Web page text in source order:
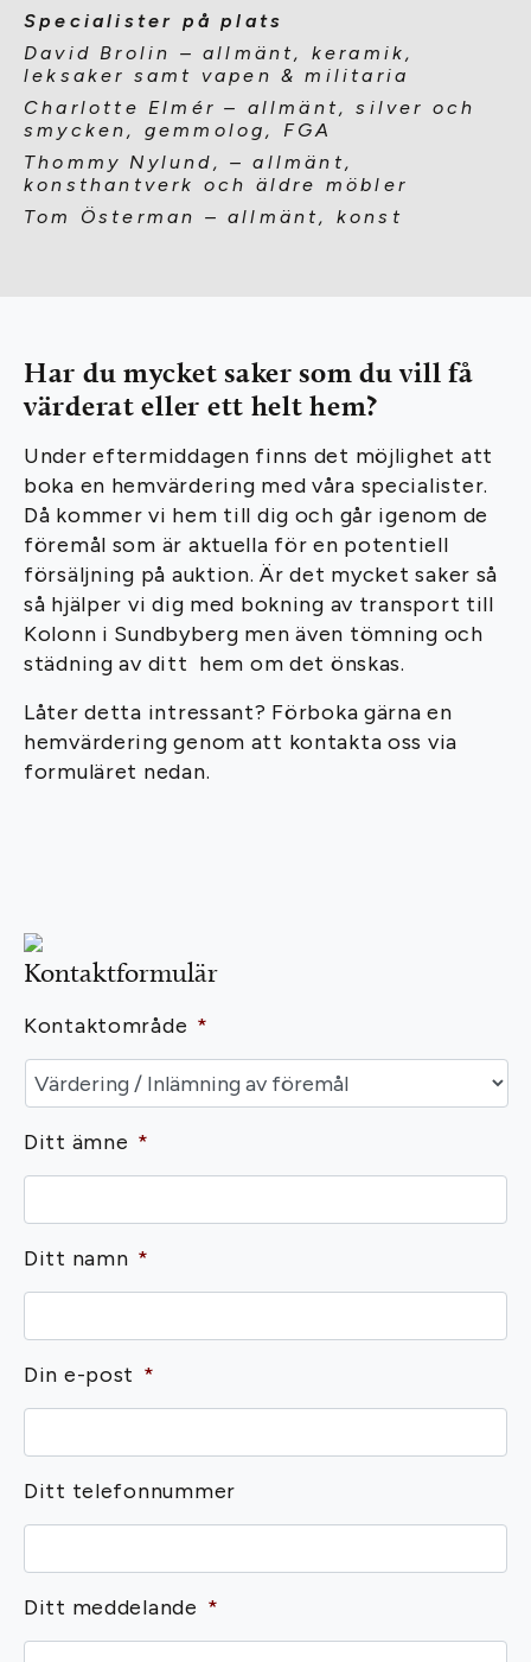
Specialister på plats
David Brolin – allmänt, keramik,
leksaker samt vapen & militaria
Charlotte Elmér – allmänt, silver och
smycken, gemmolog, FGA
Thommy Nylund, – allmänt,
konsthantverk och äldre möbler
Tom Österman – allmänt, konst
Har du mycket saker som du vill få
värderat eller ett helt hem?
Under eftermiddagen finns det möjlighet att
boka en hemvärdering med våra specialister.
Då kommer vi hem till dig och går igenom de
föremål som är aktuella för en potentiell
försäljning på auktion. Är det mycket saker så
så hjälper vi dig med bokning av transport till
Kolonn i Sundbyberg men även tömning och
städning av ditt hem om det önskas.
Låter detta intressant? Förboka gärna en
hemvärdering genom att kontakta oss via
formuläret nedan.
Kontaktformulär
Kontaktområde *
Ditt ämne *
Ditt namn *
Din e-post *
Ditt telefonnummer
Ditt meddelande *